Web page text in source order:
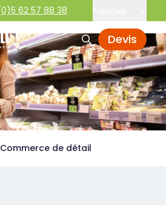
62 57 88 38
Devis
Commerce de détail